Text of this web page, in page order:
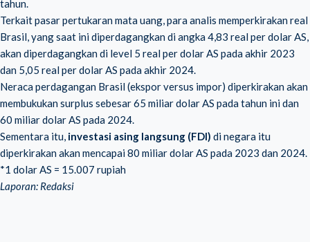
tahun.
Terkait pasar pertukaran mata uang, para analis memperkirakan real
Brasil, yang saat ini diperdagangkan di angka 4,83 real per dolar AS,
akan diperdagangkan di level 5 real per dolar AS pada akhir 2023
dan 5,05 real per dolar AS pada akhir 2024.
Neraca perdagangan Brasil (ekspor versus impor) diperkirakan akan
membukukan surplus sebesar 65 miliar dolar AS pada tahun ini dan
60 miliar dolar AS pada 2024.
Sementara itu, investasi asing langsung (FDI) di negara itu
diperkirakan akan mencapai 80 miliar dolar AS pada 2023 dan 2024.
*1 dolar AS = 15.007 rupiah
Laporan: Redaksi